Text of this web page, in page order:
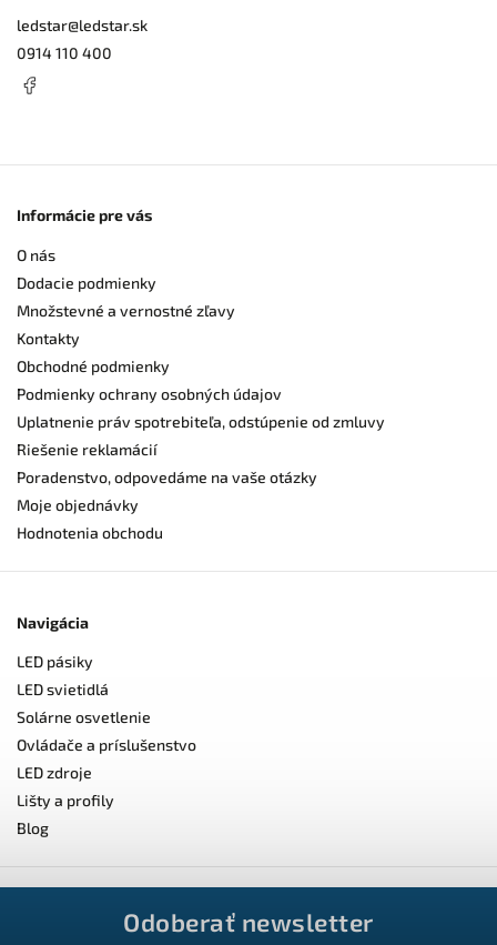
ledstar@ledstar.sk
0914 110 400
Informácie pre vás
O nás
Dodacie podmienky
Množstevné a vernostné zľavy
Kontakty
Obchodné podmienky
Podmienky ochrany osobných údajov
Uplatnenie práv spotrebiteľa, odstúpenie od zmluvy
Riešenie reklamácií
Poradenstvo, odpovedáme na vaše otázky
Moje objednávky
Hodnotenia obchodu
Navigácia
LED pásiky
LED svietidlá
Solárne osvetlenie
Ovládače a príslušenstvo
LED zdroje
Lišty a profily
Blog
Odoberať newsletter